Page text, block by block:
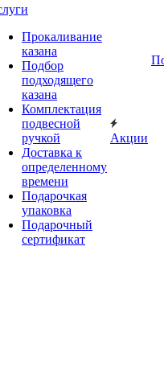
Прокаливание
казана
Подбор
подходящего
казана
Комплектация
подвесной
ручкой
Доставка к
определенному
времени
Подарочкая
упаковка
Подарочный
сертификат
Акции